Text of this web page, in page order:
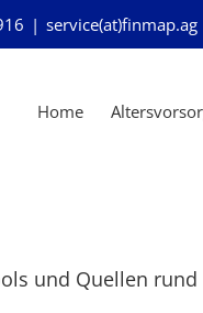
| service(at)finmap.ag
Home
und Quellen